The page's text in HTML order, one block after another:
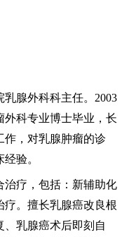
腺外科科主任。 2003
科专业博士毕业，长
作，对乳腺肿瘤的诊
验。
治疗，包括：新辅助化
。擅长乳腺癌改良根
乳腺癌术后即刻自